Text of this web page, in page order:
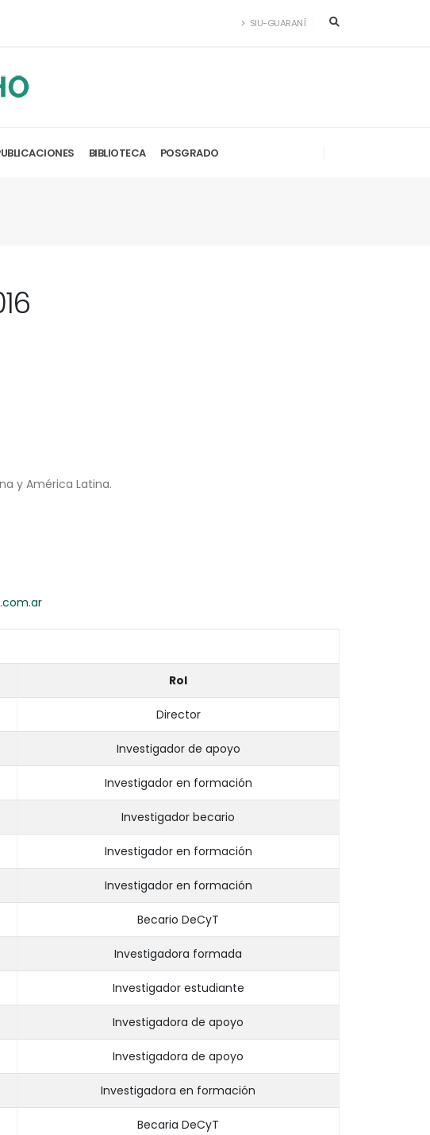
SIU-GUARANÍ
BIBLIOTECA POSGRADO
y América Latina.
Rol
Director
Investigador de apoyo
Investigador en formación
Investigador becario
Investigador en formación
Investigador en formación
Becario DeCyT
Investigadora formada
Investigador estudiante
Investigadora de apoyo
Investigadora de apoyo
Investigadora en formación
Becaria DeCyT